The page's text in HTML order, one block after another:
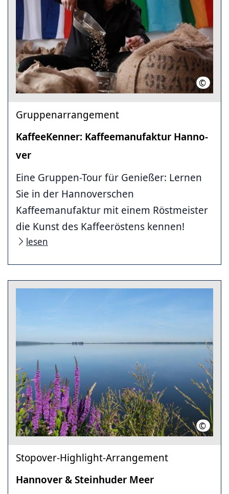
© HANKA
Gruppenarrangement
KaffeeKenner: Kaffee­ma­nufaktur Hanno­
ver
Eine Gruppen-Tour für Genießer: Lernen
Sie in der Hannoverschen
Kaffeemanufaktur mit einem Röstmeister
die Kunst des Kaffeeröstens kennen!
lesen
©
Stopover-Highlight-Arrangement
Hannover & Steinhuder Meer